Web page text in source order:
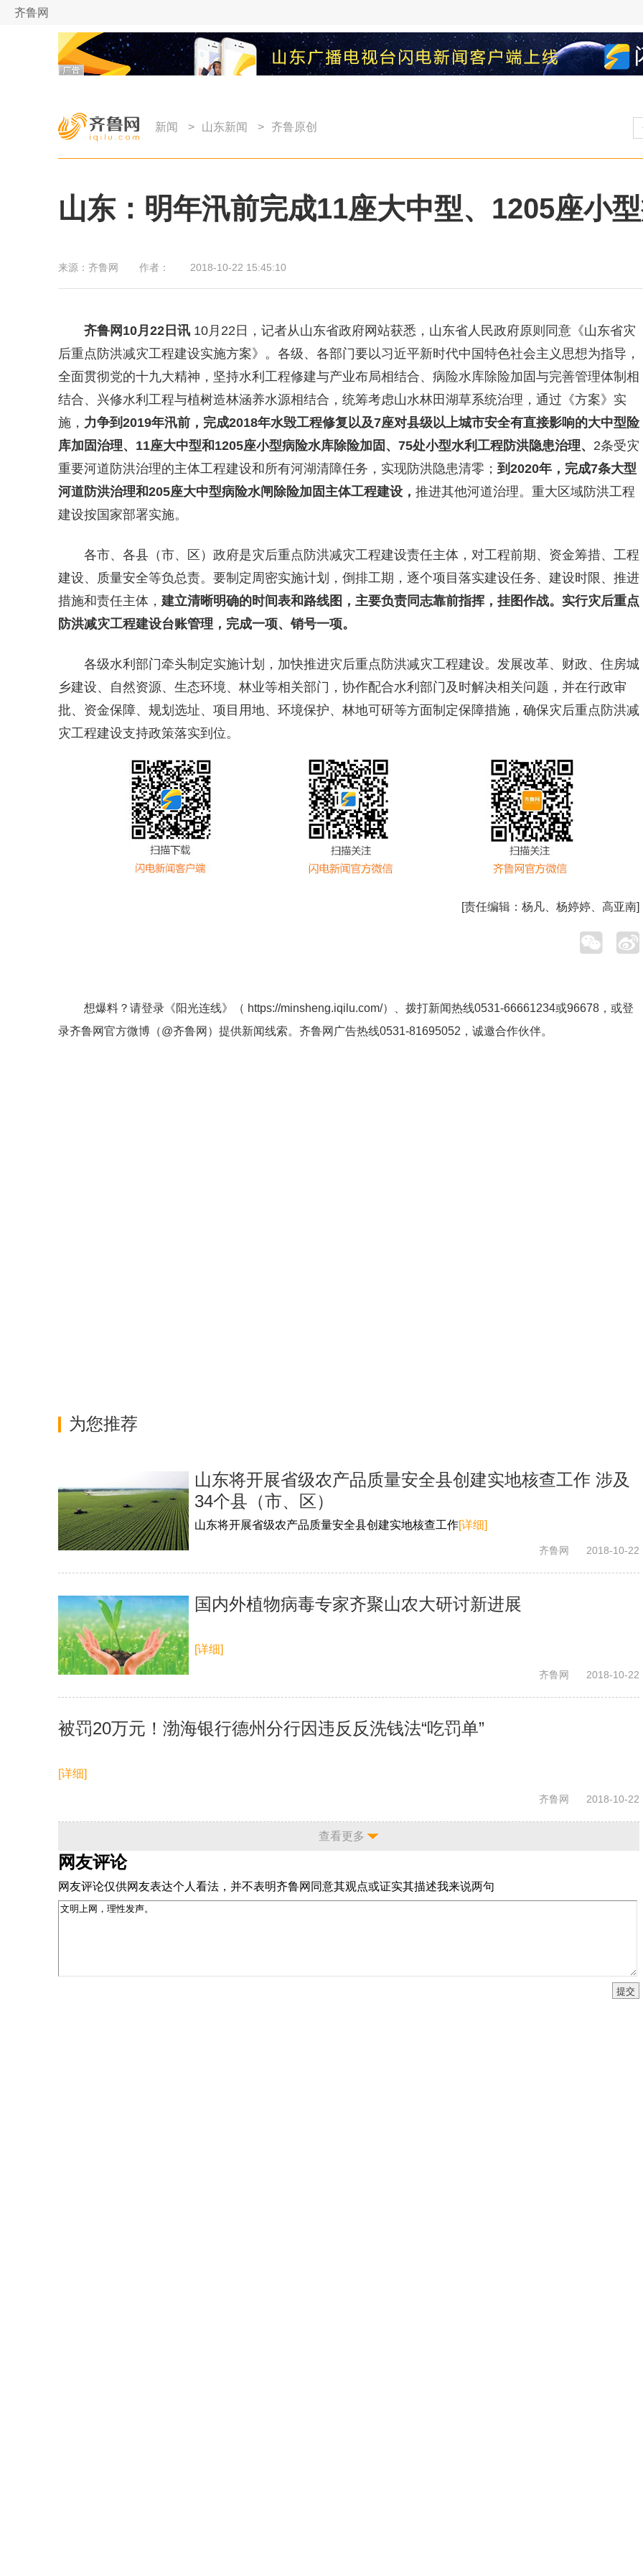
齐鲁网
新闻 > 山东新闻 > 齐鲁原创
山东：明年汛前完成11座大中型、1205座小
来源： 齐鲁网 作者： 2018-10-22 15:45:10
齐鲁网 10月22日讯10月22日，记者从山东省政府网站获悉，山东省人民政府原则同意《山东省灾
后重点防洪减灾工程建设实施方案》。各级、各部门要以习近平新时代中国特色社会主义思想为指导，
全面贯彻党的十九大精神，坚持水利工程修建与产业布局相结合、病险水库除险加固与完善管理体制相
结合、兴修水利工程与植树造林涵养水源相结合，统筹考虑山水林田湖草系统治理，通过《方案》实
施， 力争到2019年汛前，完成2018年水毁工程修复以及7座对县级以上城市安全有直接影响的大中型险
库加固治理、11座大中型和1205座小型病险水库除险加固、75处小型水利工程防洪隐患治理、 2条受灾
重要河道防洪治理的主体工程建设和所有河湖清障任务，实现防洪隐患清零； 到2020年，完成7条大型
河道防洪治理和205座大中型病险水闸除险加固主体工程建设， 推进其他河道治理。重大区域防洪工程
建设按国家部署实施。
各市、各县（市、区）政府是灾后重点防洪减灾工程建设责任主体，对工程前期、资金筹措、工程
建设、质量安全等负总责。要制定周密实施计划，倒排工期，逐个项目落实建设任务、建设时限、推进
措施和责任主体， 建立清晰明确的时间表和路线图，主要负责同志靠前指挥，挂图作战。 实行灾后重点
防洪减灾工程建设台账管理，完成一项、销号一项。
各级水利部门牵头制定实施计划，加快推进灾后重点防洪减灾工程建设。发展改革、财政、住房城
乡建设、自然资源、生态环境、林业等相关部门，协作配合水利部门及时解决相关问题，并在行政审
批、资金保障、规划选址、项目用地、环境保护、林地可研等方面制定保障措施，确保灾后重点防洪减
灾工程建设支持政策落实到位。
[责任编辑： 杨凡、杨婷婷、高亚南]
想爆料？请登录《阳光连线》（ https://minsheng.iqilu.com/）、拨打新闻热线0531-66661234或96678，或登
录齐鲁网官方微博（@齐鲁网 ）提供新闻线索。齐鲁网广告热线0531-81695052 ，诚邀合作伙伴。
为您推荐
山东将开展省级农产品质量安全县创建实地核查工作 涉及
34个县（市、区）
山东将开展省级农产品质量安全县创建实地核查工作[详细]
齐鲁网 2018-10-22
国内外植物病毒专家齐聚山农大研讨新进展
[详细]
齐鲁网 2018-10-22
被罚20万元！渤海银行德州分行因违反反洗钱法“吃罚单”
[详细]
齐鲁网 2018-10-22
查看更多
网友评论
网友评论仅供网友表达个人看法，并不表明齐鲁网同意其观点或证实其描述我来说两句